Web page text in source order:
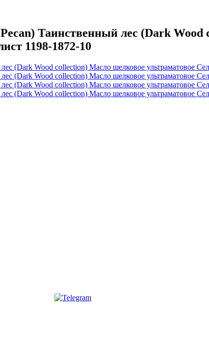
Таинственный лес (Dark Wood
1198-1872-10